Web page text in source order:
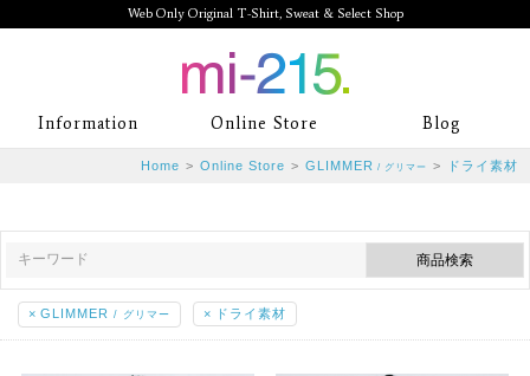
Web Only Original T-Shirt, Sweat & Select Shop
mi-215. Web Only Original T-Shirt,
Sweat & Select Shop mi-215. Tシャ
ランド専門通販
Information Online Store Blog
Home > Online Store > GLIMMER / グリマー > ドライ素材
× GLIMMER / グリマー × ドライ素材